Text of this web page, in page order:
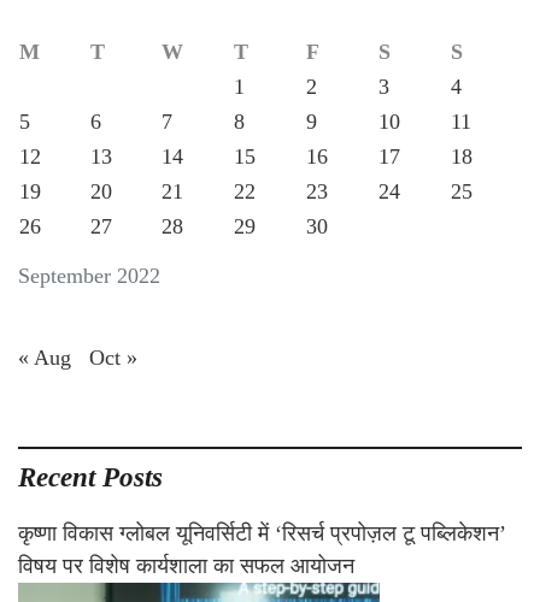
September 2022
M T W T F S
S
1
2 3
4
5
6 7 8 9 10
11
12
13 14 15 16 17
18
19
20 21 22 23 24
25
26
27 28 29 30
« Aug Oct »
Recent Posts
कृष्णा विकास ग्लोबल यूनिवर्सिटी में ‘रिसर्च प्रपोज़ल टू पब्लिकेशन’
विषय पर विशेष कार्यशाला का सफल आयोजन